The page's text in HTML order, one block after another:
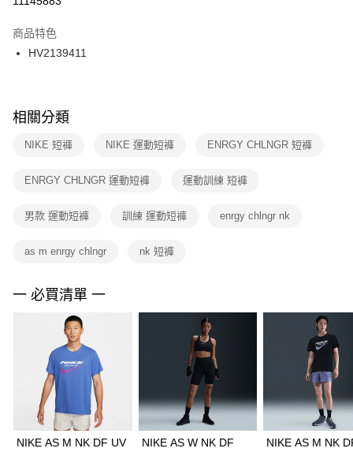
２．訂單成立數日內，您將收到繳費通知簡訊。
３．收到繳費通知簡訊後14天內，點擊此簡訊中的連結，可透過四大超商／
ATM／網路銀行／等多元方式進行付款，方視為交易完成。
※ 交易是否成功請以「AFTEE先享後付 」之結帳頁面顯示為準，若有關於
是否繳費成功／繳費後需取消欲退款等相關疑問，請聯繫「AFTEE先享後付
客戶支援中心」
https://netprotections.freshdesk.com/support/home
１．透過由恩沛科技股份有限公司提供之「AFTEE先享後付」服務完成之交
權轉讓予恩沛科技股份有限公司。
３．未成年的使用者請事先徵得法定代理人或監護人之同意方可使用
４．使用「AFTEE先享後付」時，將依據個別帳號之用戶狀況，依本公司即
時審查核予不同之上限額度；若仍有額度不足之情形，本公司將視審查結果
請求用戶進行身份認證。
５．嚴禁一人註冊多個帳號或使用他人資訊註冊。若發現惡意使用之情形，
恩沛科技股份有限公司將有權停止該用戶之使用額度並採取法律行動。
每筆NT$100，滿NT$1,500(含以上)免運費
付款後門市自取
每筆NT$100，滿NT$1,500(含以上)免運費
商品特色
HV2139411
相關分類
NIKE 短褲 NIKE 運動短褲 ENRGY CHLNGR 短褲
ENRGY CHLNGR 運動短褲 運動訓練 短褲
男款 運動短褲 訓練 運動短褲 enrgy chlngr nk
as m enrgy chlngr nk 短褲
一 必買清單 一
NIKE AS M NK DF UV
NIKE AS W NK DF
NIKE AS M NK